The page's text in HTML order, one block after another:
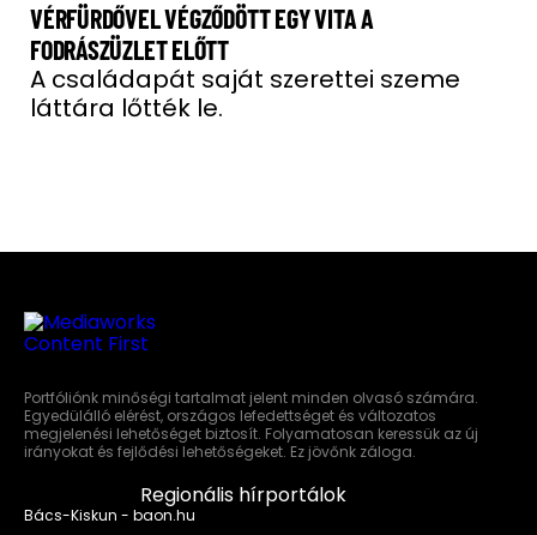
VÉRFÜRDŐVEL VÉGZŐDÖTT EGY VITA A
FODRÁSZÜZLET ELŐTT
A családapát saját szerettei szeme
láttára lőtték le.
Portfóliónk minőségi tartalmat jelent minden olvasó számára.
Egyedülálló elérést, országos lefedettséget és változatos
megjelenési lehetőséget biztosít. Folyamatosan keressük az új
irányokat és fejlődési lehetőségeket. Ez jövőnk záloga.
Regionális hírportálok
Bács-Kiskun - baon.hu